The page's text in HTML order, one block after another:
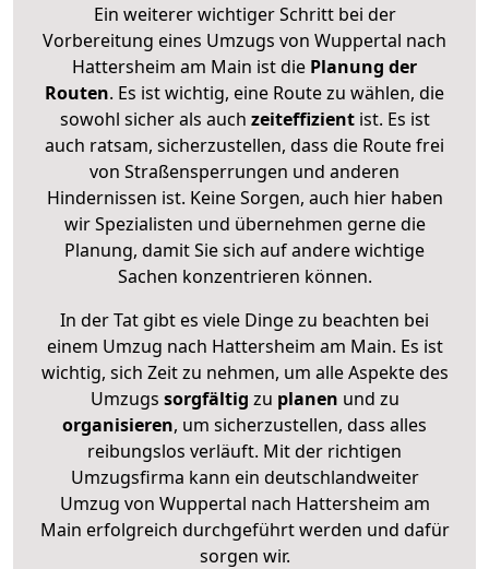
Ein weiterer wichtiger Schritt bei der
Vorbereitung eines Umzugs von Wuppertal nach
Hattersheim am Main ist die Planung der
Routen. Es ist wichtig, eine Route zu wählen, die
sowohl sicher als auch zeiteffizientist. Es ist
auch ratsam, sicherzustellen, dass die Route frei
von Straßensperrungen und anderen
Hindernissen ist. Keine Sorgen, auch hier haben
wir Spezialisten und übernehmen gerne die
Planung, damit Sie sich auf andere wichtige
Sachen konzentrieren können.
In der Tat gibt es viele Dinge zu beachten bei
einem Umzug nach Hattersheim am Main. Es ist
wichtig, sich Zeit zu nehmen, um alle Aspekte des
Umzugs sorgfältig zu planen und zu
organisieren, um sicherzustellen, dass alles
reibungslos verläuft. Mit der richtigen
Umzugsfirma kann ein deutschlandweiter
Umzug von Wuppertal nach Hattersheim am
Main erfolgreich durchgeführt werden und dafür
sorgen wir.